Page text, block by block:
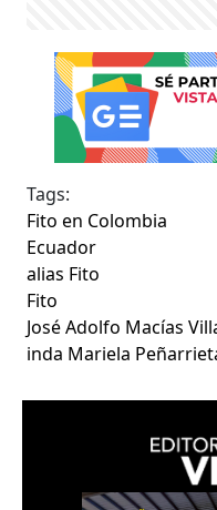
Tags:
Fito en Colombia
Ecuador
alias Fito
Fito
José Adolfo Macías
inda Mariela